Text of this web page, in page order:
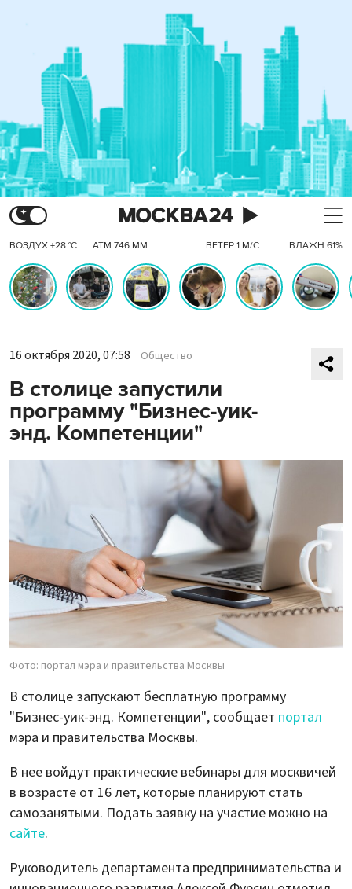
ВОЗДУХ +28 °C АТМ 746 ММ ВЕТЕР 1 М/С ВЛАЖН 61%
16 октября 2020, 07:58 Общество
В столице запустили
программу "Бизнес-уик-
энд. Компетенции"
Фото: портал мэра и правительства Москвы
В столице запускают бесплатную программу
"Бизнес-уик-энд. Компетенции", сообщает портал
мэра и правительства Москвы.
В нее войдут практические вебинары для москвичей
в возрасте от 16 лет, которые планируют стать
самозанятыми. Подать заявку на участие можно на
сайте.
Руководитель департамента предпринимательства и